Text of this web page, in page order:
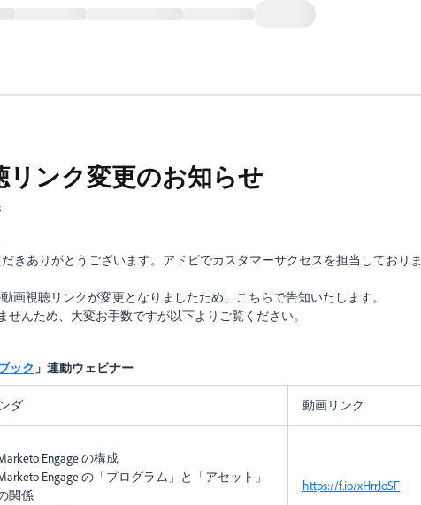
リンク変更のお知らせ
きありがとうございます。 アドビでカスタマーサクセスを担当しておりま
画視聴リンクが変更となりましたため、こちらで告知いたします。
んため、大変お手数ですが以下よりご覧ください。
ック 」連動ウェビナー
ダ 動画リンク
Engage の構成
Engage の「プログラム」と「アセット」
関係
https://f.io/xHrrJoSF